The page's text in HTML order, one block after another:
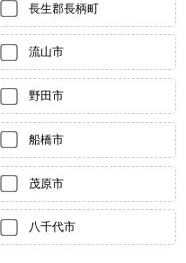
長生郡長柄町
流山市
野田市
船橋市
茂原市
八千代市